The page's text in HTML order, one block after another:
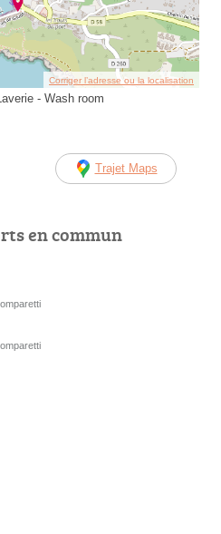
Corriger l’adresse ou la localisation
- Wash room
Trajet Maps
en commun